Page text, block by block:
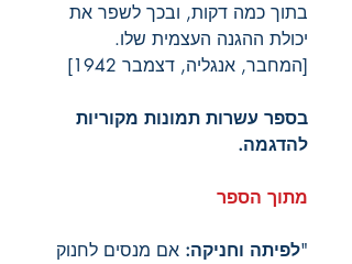
בתוך כמה דקות, ובכך לשפר את
יכולת ההגנה העצמית שלו.
[המחבר, אנגליה, דצמבר 1942]
בספר עשרות תמונות מקוריות
להדגמה.
מתוך הספר
"לפיתה וחניקה: אם מנסים לחנוק